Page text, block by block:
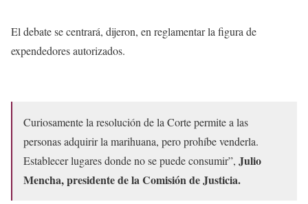
El debate se centrará, dijeron, en reglamentar la figura de
expendedores autorizados.
Curiosamente la resolución de la Corte permite a las
personas adquirir la marihuana, pero prohíbe venderla.
Establecer lugares donde no se puede consumir”, Julio
Mencha, presidente de la Comisión de Justicia.